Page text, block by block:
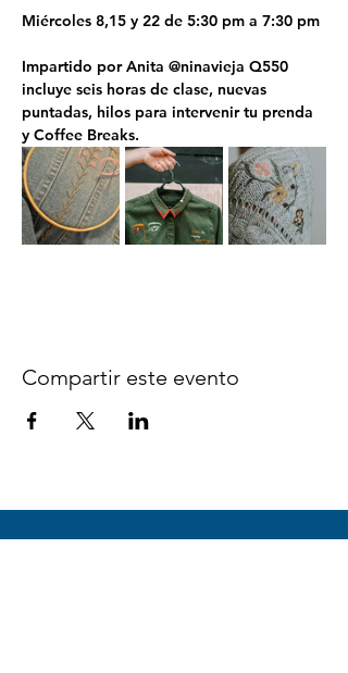
Miércoles 8,15 y 22 de 5:30 pm a 7:30 pm
Impartido por Anita @ninavieja Q550
incluye seis horas de clase, nuevas
puntadas, hilos para intervenir tu prenda
y Coffee Breaks.
Compartir este evento